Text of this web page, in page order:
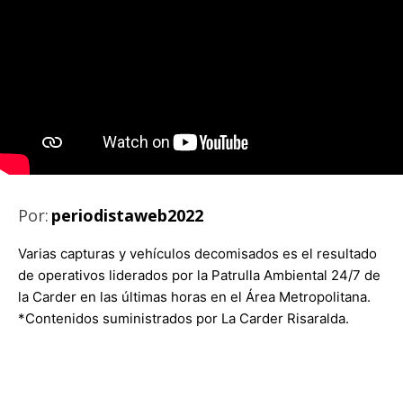
Por: periodistaweb2022
Varias capturas y vehículos decomisados es el resultado
de operativos liderados por la Patrulla Ambiental 24/7 de
la Carder en las últimas horas en el Área Metropolitana.
*Contenidos suministrados por La Carder Risaralda.